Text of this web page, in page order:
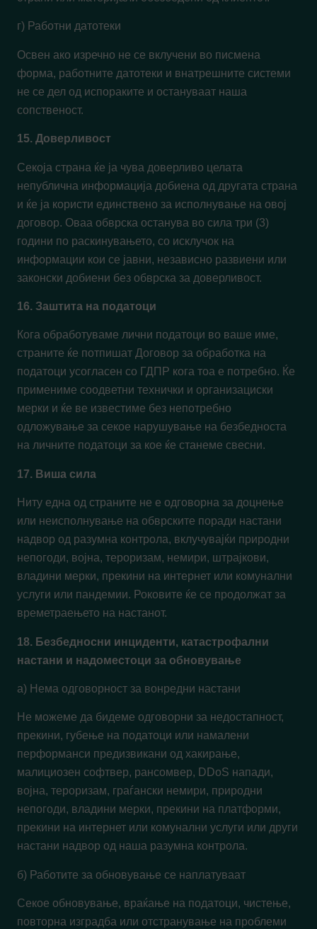
г) Работни датотеки
Освен ако изречно не се вклучени во писмена
форма, работните датотеки и внатрешните системи
не се дел од испораките и остануваат наша
сопственост.
15. Доверливост
Секоја страна ќе ја чува доверливо целата
непублична информација добиена од другата страна
и ќе ја користи единствено за исполнување на овој
договор. Оваа обврска останува во сила три (3)
години по раскинувањето, со исклучок на
информации кои се јавни, независно развиени или
законски добиени без обврска за доверливост.
16. Заштита на податоци
Кога обработуваме лични податоци во ваше име,
страните ќе потпишат Договор за обработка на
податоци усогласен со ГДПР кога тоа е потребно. Ќе
примениме соодветни технички и организациски
мерки и ќе ве известиме без непотребно
одложување за секое нарушување на безбедноста
на личните податоци за кое ќе станеме свесни.
17. Виша сила
Ниту една од страните не е одговорна за доцнење
или неисполнување на обврските поради настани
надвор од разумна контрола, вклучувајќи природни
непогоди, војна, тероризам, немири, штрајкови,
владини мерки, прекини на интернет или комунални
услуги или пандемии. Роковите ќе се продолжат за
времетраењето на настанот.
18. Безбедносни инциденти, катастрофални
настани и надоместоци за обновување
а) Нема одговорност за вонредни настани
Не можеме да бидеме одговорни за недостапност,
прекини, губење на податоци или намалени
перформанси предизвикани од хакирање,
малициозен софтвер, рансомвер, DDoS напади,
војна, тероризам, граѓански немири, природни
непогоди, владини мерки, прекини на платформи,
прекини на интернет или комунални услуги или други
настани надвор од наша разумна контрола.
б) Работите за обновување се наплатуваат
Секое обновување, враќање на податоци, чистење,
повторна изградба или отстранување на проблеми